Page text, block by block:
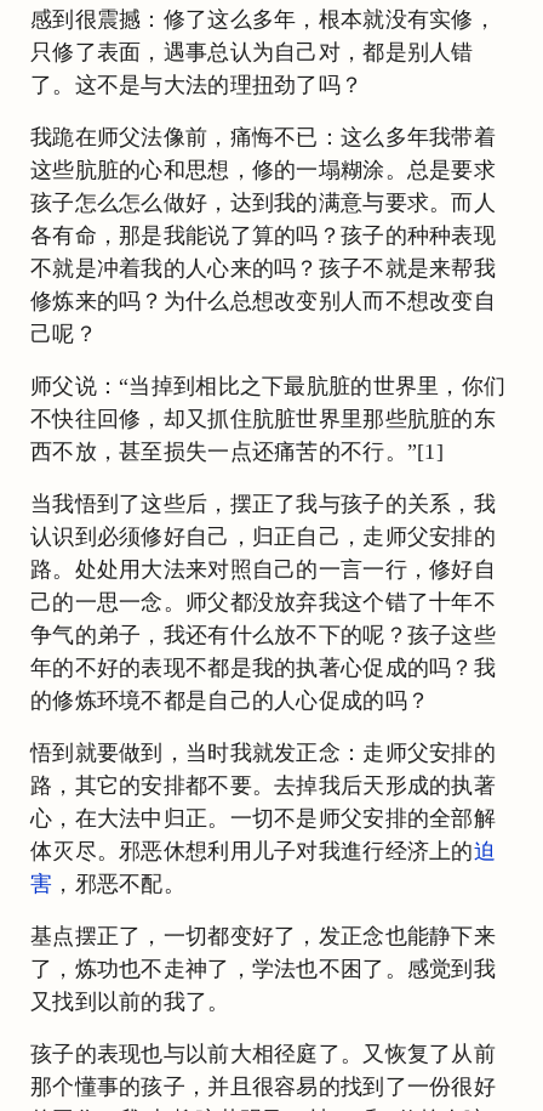
感到很震撼：修了这么多年，根本就没有实修，
只修了表面，遇事总认为自己对，都是别人错
了。这不是与大法的理扭劲了吗？
我跪在师父法像前，痛悔不已：这么多年我带着
这些肮脏的心和思想，修的一塌糊涂。总是要求
孩子怎么怎么做好，达到我的满意与要求。而人
各有命，那是我能说了算的吗？孩子的种种表现
不就是冲着我的人心来的吗？孩子不就是来帮我
修炼来的吗？为什么总想改变别人而不想改变自
己呢？
师父说：“当掉到相比之下最肮脏的世界里，你们
不快往回修，却又抓住肮脏世界里那些肮脏的东
西不放，甚至损失一点还痛苦的不行。”[1]
当我悟到了这些后，摆正了我与孩子的关系，我
认识到必须修好自己，归正自己，走师父安排的
路。处处用大法来对照自己的一言一行，修好自
己的一思一念。师父都没放弃我这个错了十年不
争气的弟子，我还有什么放不下的呢？孩子这些
年的不好的表现不都是我的执著心促成的吗？我
的修炼环境不都是自己的人心促成的吗？
悟到就要做到，当时我就发正念：走师父安排的
路，其它的安排都不要。去掉我后天形成的执著
心，在大法中归正。一切不是师父安排的全部解
体灭尽。邪恶休想利用儿子对我進行经济上的迫
害 ，邪恶不配。
基点摆正了，一切都变好了，发正念也能静下来
了，炼功也不走神了，学法也不困了。感觉到我
又找到以前的我了。
孩子的表现也与以前大相径庭了。又恢复了从前
那个懂事的孩子，并且很容易的找到了一份很好